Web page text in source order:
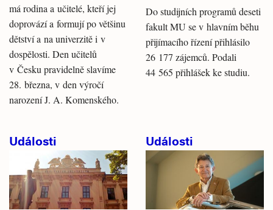
má rodina a učitelé, kteří jej
doprovází a formují po většinu
dětství a na univerzitě i v
dospělosti. Den učitelů
v Česku pravidelně slavíme
28. března, v den výročí
narození J. A. Komenského.
Do studijních programů deseti
fakult MU se v hlavním běhu
přijímacího řízení přihlásilo
26 177 zájemců. Podali
44 565 přihlášek ke studiu.
Události Události